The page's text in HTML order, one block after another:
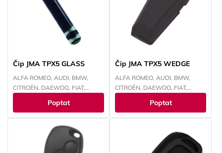
Čip JMA TPX5 GLASS
ALFA ROMEO, AUDI, BMW,
CITROËN, DAEWOO, FIAT,
CHEVROLET, CHRYSLER, ISUZU,
IVECO, JEEP, KAWASAKI, KIA,
LANCIA, LAND ROVER, LEXUS,
MAZDA, MITSUBISHI, NISSAN,
OPEL, PEUGEOT, RENAULT,
Poptat
Čip JMA TPX5 WEDGE
ALFA ROMEO, AUDI, BMW,
CITROËN, DAEWOO, FIAT,
CHEVROLET, CHRYSLER, ISUZU,
IVECO, JEEP, KAWASAKI, KIA,
MAZDA, MITSUBISHI, NISSAN,
OPEL, PEUGEOT, RENAULT,
Poptat